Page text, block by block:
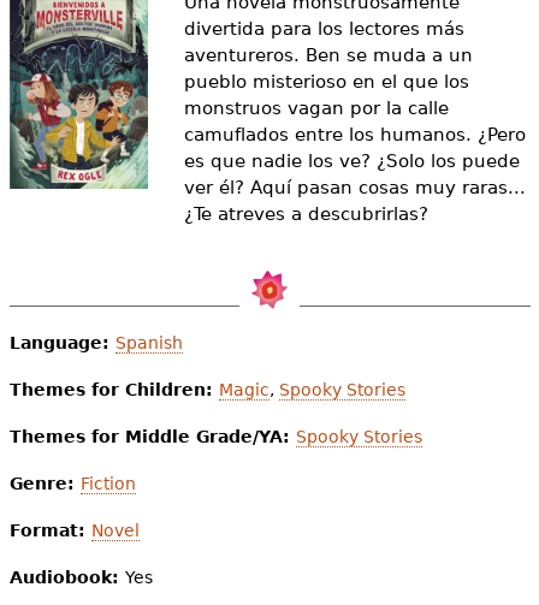
Más recursos
e
s
t
á
a
í
divertida para los lectores más
aventureros. Ben se muda a un
pueblo misterioso en el que los
monstruos vagan por la calle
camuflados entre los humanos. ¿Pero
es que nadie los ve? ¿Solo los puede
ver él? Aquí pasan cosas muy raras...
¿Te atreves a descubrirlas?
Language: Spanish
Themes for Children: Magic, Spooky Stories
Themes for Middle Grade/YA: Spooky Stories
Genre: Fiction
Format: Novel
Audiobook: Yes